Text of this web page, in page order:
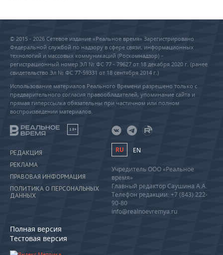
© 2015 - 2026 Сетевое издание «Реальное время» Зарегистрировано
Федеральной службой по надзору в сфере связи, информационных
технологий и массовых коммуникаций (Роскомнадзор) –
регистрационный номер ЭЛ № ФС 77 - 79627 от 18 декабря 2020 г. (ранее
свидетельство Эл № ФС 77-59331 от 18 сентября 2014 г.)
Использование материалов Реального Времени разрешено только с
предварительного согласия правообладателей, упоминание сайта и
прямая гиперссылка обязательны при частичном или полном
воспроизведении материалов.
18+
РЕДАКЦИЯ
РЕКЛАМА
ПРАВОВАЯ ИНФОРМАЦИЯ
ПОЛИТИКА О ПЕРСОНАЛЬНЫХ
ДАННЫХ
Полная версия
Тестовая версия
RU EN
Учредитель ООО «Реальное
время»
Главный редактор Саушина А.А.
Телефон редакции: +7 (843) 222-
90-80
info@realnoevremya.ru